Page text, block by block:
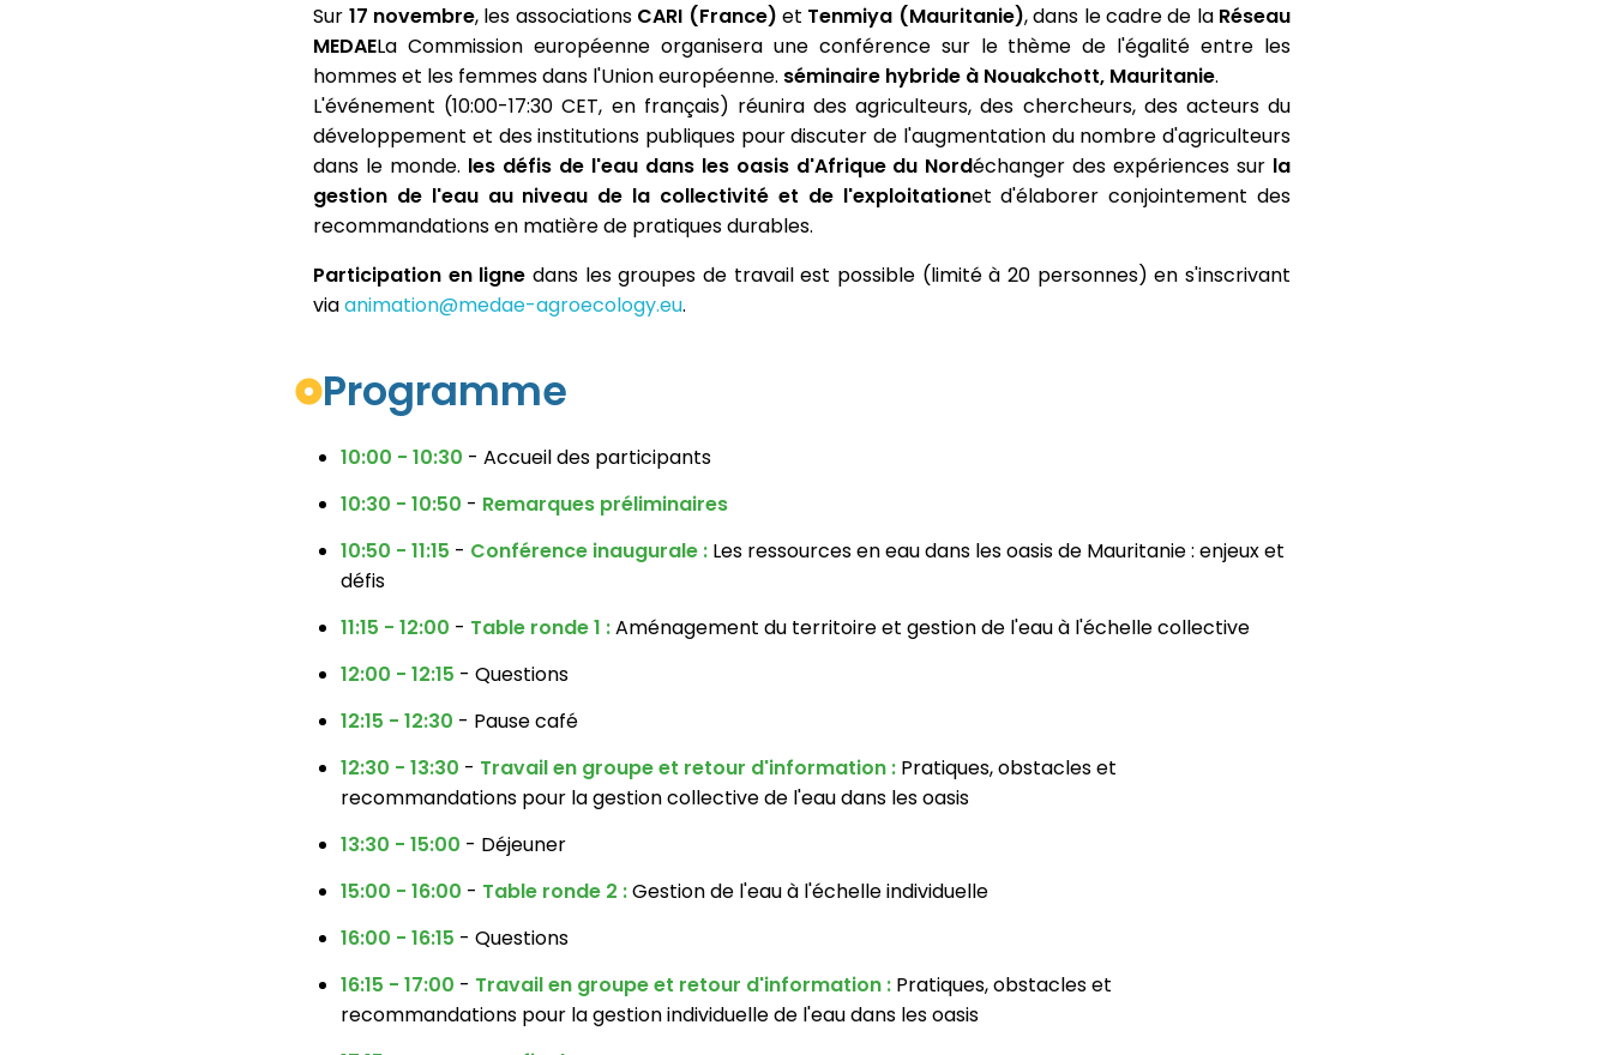
Sur 17 novembre, les associations CARI (France) et Tenmiya (Mauritanie), dans le cadre de la Réseau
MEDAELa Commission européenne organisera une conférence sur le thème de l'égalité entre les
hommes et les femmes dans l'Union européenne. séminaire hybride à Nouakchott, Mauritanie.
L'événement (10:00-17:30 CET, en français) réunira des agriculteurs, des chercheurs, des acteurs du
développement et des institutions publiques pour discuter de l'augmentation du nombre d'agriculteurs
dans le monde. les défis de l'eau dans les oasis d'Afrique du Nordéchanger des expériences sur la
gestion de l'eau au niveau de la collectivité et de l'exploitationet d'élaborer conjointement des
recommandations en matière de pratiques durables.
Participation en ligne dans les groupes de travail est possible (limité à 20 personnes) en s'inscrivant
viaanimation@medae-agroecology.eu.
Programme
10:00 - 10:30 - Accueil des participants
10:30 - 10:50 - Remarques préliminaires
10:50 - 11:15 - Conférence inaugurale : Les ressources en eau dans les oasis de Mauritanie : enjeux et
défis
11:15 - 12:00 - Table ronde 1 :Aménagement du territoire et gestion de l'eau à l'échelle collective
12:00 - 12:15 - Questions
12:15 - 12:30 - Pause café
12:30 - 13:30 - Travail en groupe et retour d'information : Pratiques, obstacles et
recommandations pour la gestion collective de l'eau dans les oasis
13:30 - 15:00 - Déjeuner
15:00 - 16:00 - Table ronde 2 :Gestion de l'eau à l'échelle individuelle
16:00 - 16:15 - Questions
16:15 - 17:00 - Travail en groupe et retour d'information : Pratiques, obstacles et
recommandations pour la gestion individuelle de l'eau dans les oasis